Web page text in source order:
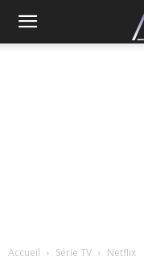
Accueil Série TV Netflix